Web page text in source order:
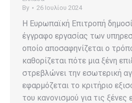
By
26 Ιουλίου 2024
Η Ευρωπαϊκή Επιτροπή
έγγραφο εργασίας των
οποίο αποσαφηνίζεται ο
καθορίζεται πότε μια ξένη
στρεβλώνει την εσωτερική
εφαρμόζεται το κριτήριο
του κανονισμού για τις ξένες